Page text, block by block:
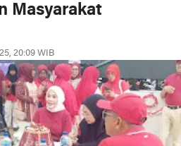
Masyarakat
20:09 WIB